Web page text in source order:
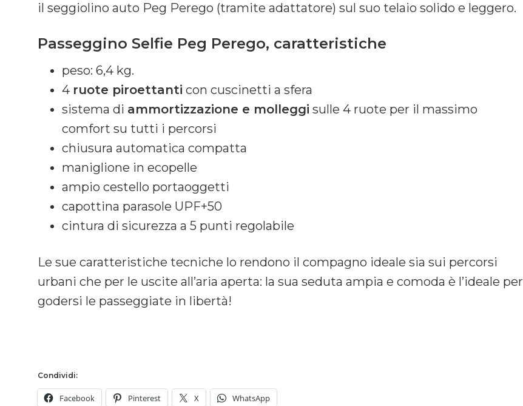
il seggiolino auto Peg Perego (tramite adattatore) sul suo telaio solido e leggero.
Passeggino Selfie Peg Perego, caratteristiche
peso: 6,4 kg.
4 ruote piroettanti con cuscinetti a sfera
sistema di ammortizzazione e molleggi sulle 4 ruote per il massimo
comfort su tutti i percorsi
chiusura automatica compatta
maniglione in ecopelle
ampio cestello portaoggetti
capottina parasole UPF+50
cintura di sicurezza a 5 punti regolabile
Le sue caratteristiche tecniche lo rendono il compagno ideale sia sui percorsi
urbani che per le uscite all’aria aperta: la sua seduta ampia e comoda è l’ideale per
godersi le passeggiate in libertà!
Condividi:
Facebook Pinterest X WhatsApp